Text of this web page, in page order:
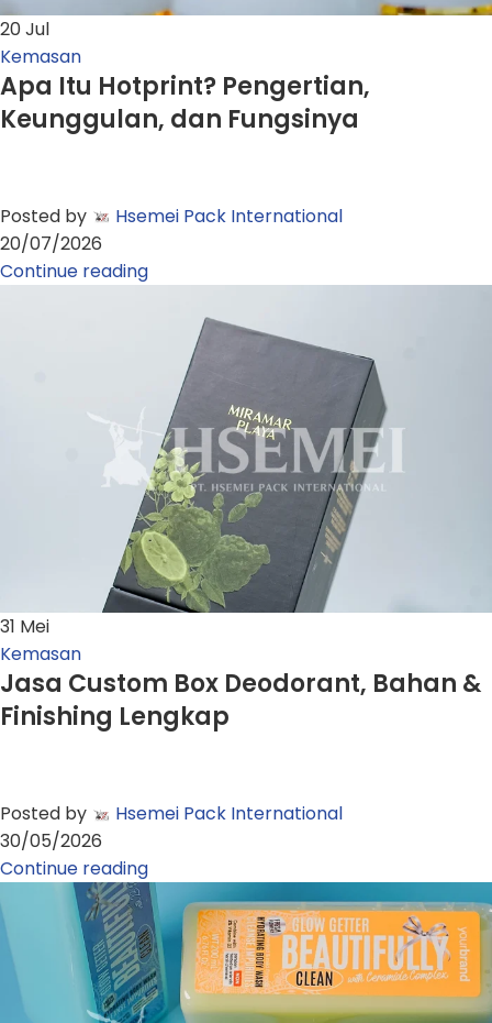
20Jul
Kemasan
Apa Itu Hotprint? Pengertian,
Keunggulan, dan Fungsinya
Posted by
Hsemei Pack International
20/07/2026
Continue reading
31 Mei
Kemasan
Jasa Custom Box Deodorant, Bahan &
Finishing Lengkap
Posted by
Hsemei Pack International
30/05/2026
Continue reading